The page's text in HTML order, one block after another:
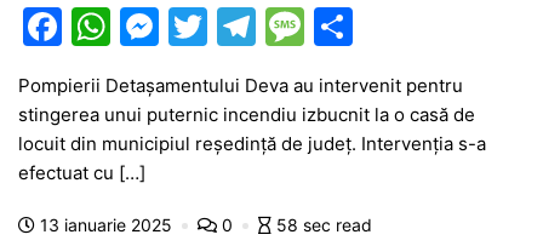
F
a
c
e
b
o
W
at
s
A
p
M
s
s
n
T
w
itt
er
T
e
gr
m
M
e
s
s
g
ta
je
z
Pompierii Detașamentului Deva au intervenit pentru
stingerea unui puternic incendiu izbucnit la o casă de
locuit din municipiul reședință de județ. Intervenția s-a
efectuat cu […]
13 ianuarie 2025 0 58 sec read